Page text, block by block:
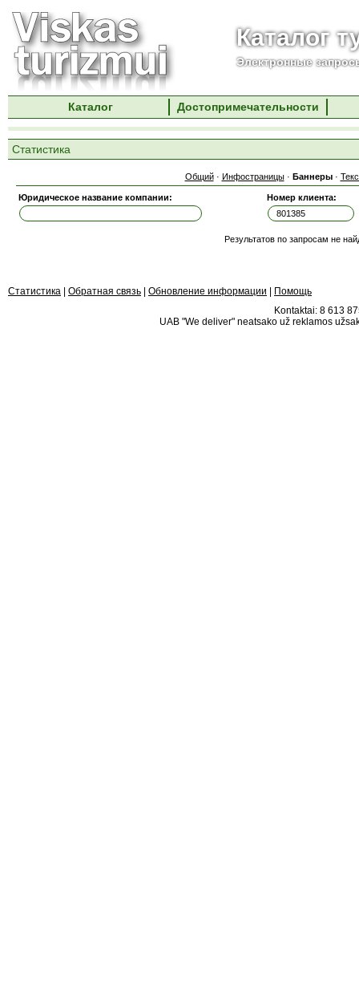
Каталог
Электронные
Каталог Достопримечательности
Статистика
Общий· Инфостраницы· Баннеры·
Юридическое название компании: Номер клиента:
Результатов по запросам не
Статистика Обратная связь Обновление информации
Помощь
Kontaktai: 8 613
UAB "We deliver" neatsako už reklamos